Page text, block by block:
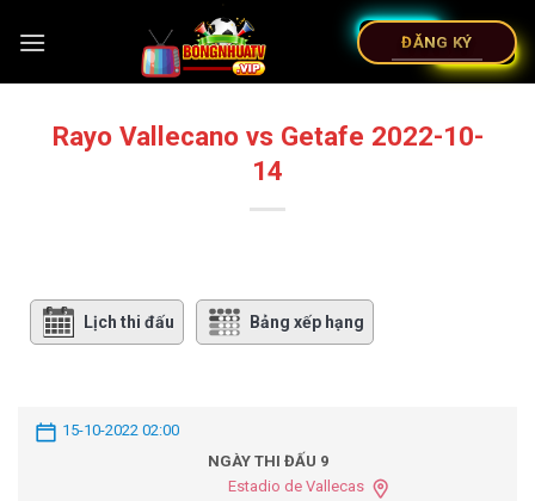
ĐĂNG KÝ
Rayo Vallecano vs Getafe 2022-10-
14
Lịch thi đấu Bảng xếp hạng
15-10-2022 02:00
NGÀY THI ĐẤU 9
Estadio de Vallecas